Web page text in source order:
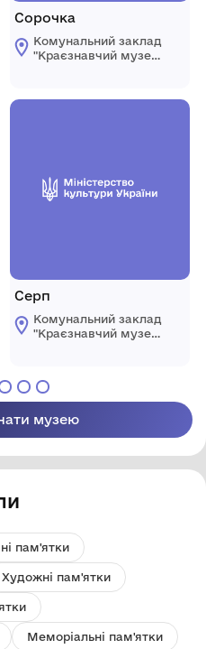
Сорочка
Комунальний заклад
"Краєзнавчий музей
Серп
Комунальний заклад
"Краєзнавчий музей
музею
пам'ятки
Художні пам'ятки
Меморіальні пам'ятки